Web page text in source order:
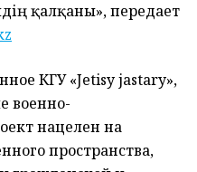
қалқаны», передает
КГУ «Jetisy jastary»,
военно-
нацелен на
пространства,